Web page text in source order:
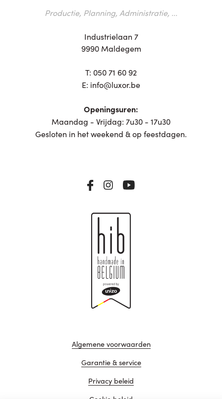
Productie, Planning, Administratie, ...
Industrielaan 7
9990 Maldegem
T: 050 71 60 92
E: info@luxor.be
Openingsuren:
Maandag - Vrijdag: 7u30 - 17u30
Gesloten in het weekend & op feestdagen.
Algemene voorwaarden
Garantie & service
Privacy beleid